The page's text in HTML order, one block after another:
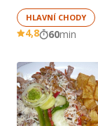
HLAVNÍ CHODY
4,8 60min